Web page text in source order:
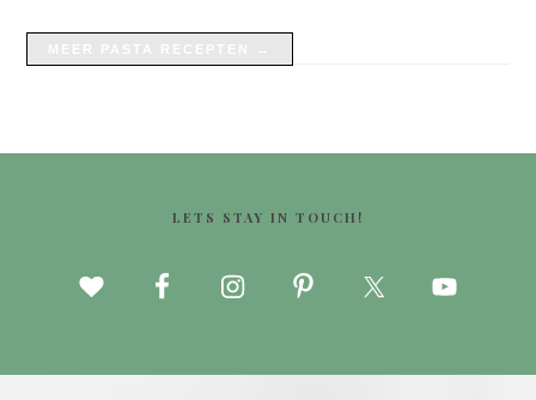
LETS STAY IN TOUCH!